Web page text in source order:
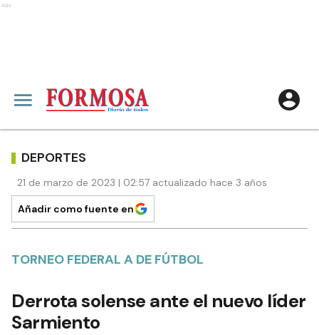
Ads
DEPORTES
21 de marzo de 2023 | 02:57 actualizado hace 3 años
Añadir como fuente en
TORNEO FEDERAL A DE FÚTBOL
Derrota solense ante el nuevo líder
Sarmiento